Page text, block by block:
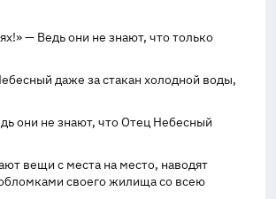
— Ведь они не знают, что только
даже за стакан холодной воды,
они не знают, что Отец Небесный
вещи с места на место, наводят
своего жилища со всею